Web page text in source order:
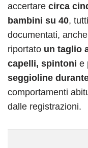
accertare circa
bambini su 40,
documentati,
riportato un taglio
capelli, spintoni e
seggioline
comportamenti
dalle registrazioni.